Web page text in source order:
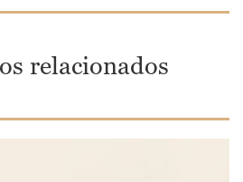
relacionados